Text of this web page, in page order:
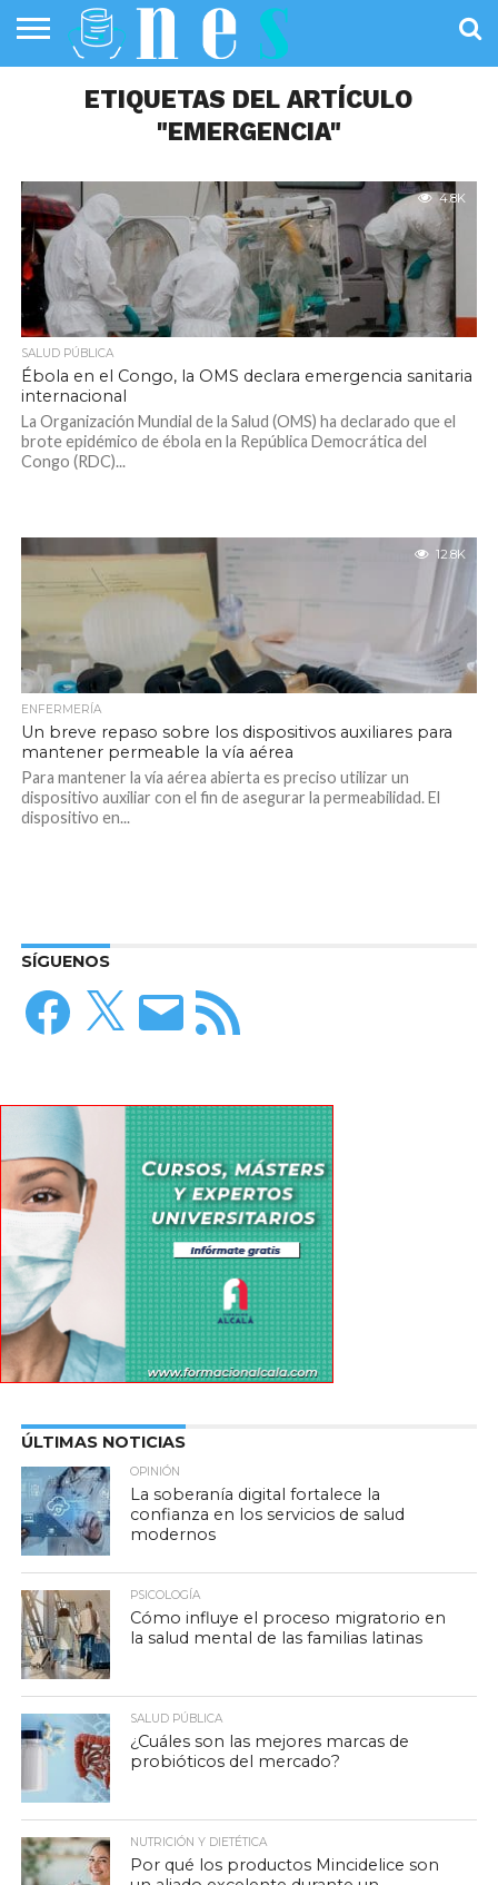
PÚBLICA
SANIDAD
INVESTIGACIÓN
ENTREVISTAS
PROFESIONALES
DE LA SALUD
INFOGRAFÍAS
DE SALUD
OPINIÓNETIQUETAS DEL ARTÍCULO
"EMERGENCIA"
4.8K
SALUD PÚBLICA
Ébola en el Congo, la OMS declara emergencia sanitaria
internacional
La Organización Mundial de la Salud (OMS) ha declarado que el
brote epidémico de ébola en la República Democrática del
Congo (RDC)...
12.8K
ENFERMERÍA
Un breve repaso sobre los dispositivos auxiliares para
mantener permeable la vía aérea
Para mantener la vía aérea abierta es preciso utilizar un
dispositivo auxiliar con el fin de asegurar la permeabilidad. El
dispositivo en...
SÍGUENOS
Facebook
X
Correo
electrónico
Feed
RSS
ÚLTIMAS NOTICIAS
OPINIÓN
La soberanía digital fortalece la
confianza en los servicios de salud
modernos
PSICOLOGÍA
Cómo influye el proceso migratorio en
la salud mental de las familias latinas
SALUD PÚBLICA
¿Cuáles son las mejores marcas de
probióticos del mercado?
NUTRICIÓN Y DIETÉTICA
Por qué los productos Mincidelice son